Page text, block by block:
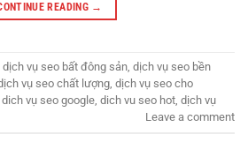
READING →
dịch vụ seo bất đông sản, dịch vụ seo bền
vụ seo chất lượng, dịch vụ seo cho
dich vụ seo google, dich vu seo hot, dịch vụ
Leave a comment